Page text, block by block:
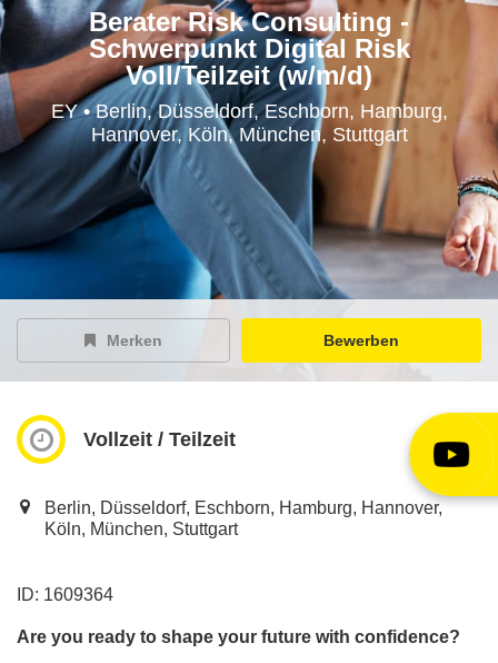
Höre in die EY-Welt rein
EY Careers Spotlight
der Karriere-Podcast
EY Joblight
Berater Risk Consulting -
Schwerpunkt Digital Risk
Voll/Teilzeit (w/m/d)
EY • Berlin, Düsseldorf, Eschborn, Hamburg,
Hannover, Köln, München, Stuttgart
Merken Bewerben
Vollzeit / Teilzeit
Berlin, Düsseldorf, Eschborn, Hamburg, Hannover,
Köln, München, Stuttgart
ID: 1609364
Are you ready to shape your future with confidence?